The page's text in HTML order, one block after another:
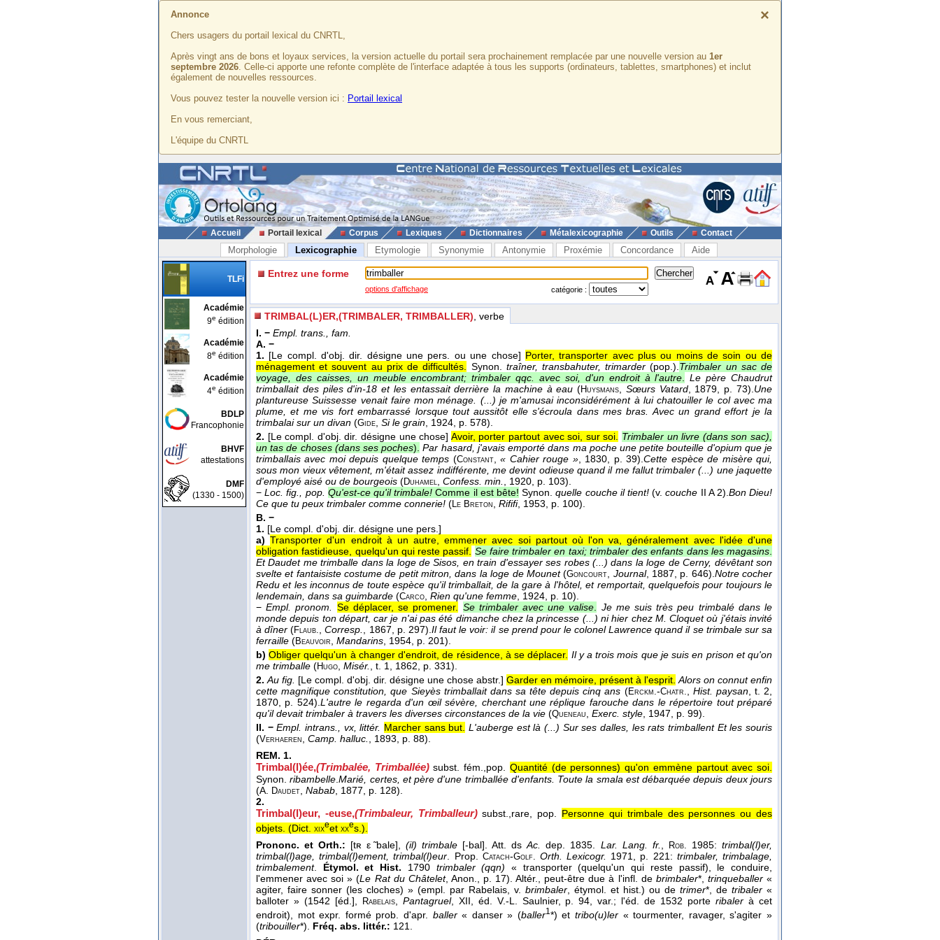
×
Annonce
Chers usagers du portail lexical du CNRTL,
Après vingt ans de bons et loyaux services, la version actuelle du portail sera prochainement remplacée par une nouvelle version au 1er
septembre 2026. Celle-ci apporte une refonte complète de l'interface adaptée à tous les supports (ordinateurs, tablettes, smartphones) et inclut
également de nouvelles ressources.
Vous pouvez tester la nouvelle version ici : Portail lexical
En vous remerciant,
L'équipe du CNRTL
Accueil Portail lexical Corpus Lexiques Dictionnaires Métalexicographie Outils Contact
Morphologie Lexicographie Etymologie Synonymie Antonymie Proxémie Concordance Aide
TLFi
Académie
9e édition
Académie
8e édition
Académie
4e édition
BDLP
Francophonie
BHVF
attestations
DMF
(1330 - 1500)
Entrez une forme
options d'affichage catégorie :
TRIMBAL(L)ER,(TRIMBALER, TRIMBALLER) , verbe
I. − Empl. trans., fam.
A. −
1. [Le compl. d'obj. dir. désigne une pers. ou une chose] Porter, transporter avec plus ou moins de soin ou de
ménagement et souvent au prix de difficultés. Synon. traîner, transbahuter, trimarder (pop.).Trimbaler un sac de
voyage, des caisses, un meuble encombrant; trimbaler qqc. avec soi, d'un endroit à l'autre. Le père Chaudrut
trimballait des piles d'in-18 et les entassait derrière la machine à eau (Huysmans, Sœurs Vatard, 1879, p. 73).Une
plantureuse Suissesse venait faire mon ménage. (...) je m'amusai inconsidérément à lui chatouiller le col avec ma
plume, et me vis fort embarrassé lorsque tout aussitôt elle s'écroula dans mes bras. Avec un grand effort je la
trimbalai sur un divan (Gide, Si le grain, 1924, p. 578).
2. [Le compl. d'obj. dir. désigne une chose] Avoir, porter partout avec soi, sur soi. Trimbaler un livre (dans son sac),
un tas de choses (dans ses poches). Par hasard, j'avais emporté dans ma poche une petite bouteille d'opium que je
trimballais avec moi depuis quelque temps (Constant,« Cahier rouge », 1830, p. 39).Cette espèce de misère qui,
sous mon vieux vêtement, m'était assez indifférente, me devint odieuse quand il me fallut trimbaler (...) une jaquette
d'employé aisé ou de bourgeois (Duhamel, Confess. min., 1920, p. 103).
−Loc. fig., pop. Qu'est-ce qu'il trimbale! Comme il est bête! Synon.quelle couche il tient!(v.couche II A 2).Bon Dieu!
Ce que tu peux trimbaler comme connerie! (Le Breton, Rififi, 1953, p. 100).
B. −
1. [Le compl. d'obj. dir. désigne une pers.]
a) Transporter d'un endroit à un autre, emmener avec soi partout où l'on va, généralement avec l'idée d'une
obligation fastidieuse, quelqu'un qui reste passif. Se faire trimbaler en taxi; trimbaler des enfants dans les magasins.
Et Daudet me trimballe dans la loge de Sisos, en train d'essayer ses robes (...) dans la loge de Cerny, dévêtant son
svelte et fantaisiste costume de petit mitron, dans la loge de Mounet(Goncourt, Journal, 1887, p. 646).Notre cocher
Redu et les inconnus de toute espèce qu'il trimballait, de la gare à l'hôtel, et remportait, quelquefois pour toujours le
lendemain, dans sa guimbarde (Carco, Rien qu'une femme, 1924, p. 10).
−Empl. pronom. Se déplacer, se promener. Se trimbaler avec une valise. Je me suis très peu trimbalé dans le
monde depuis ton départ, car je n'ai pas été dimanche chez la princesse (...) ni hier chez M. Cloquet où j'étais invité
à dîner (Flaub.,Corresp., 1867, p. 297).Il faut le voir: il se prend pour le colonel Lawrence quand il se trimbale sur sa
ferraille (Beauvoir, Mandarins, 1954, p. 201).
b) Obliger quelqu'un à changer d'endroit, de résidence, à se déplacer. Il y a trois mois que je suis en prison et qu'on
me trimballe (Hugo, Misér., t. 1, 1862, p. 331).
2. Au fig. [Le compl. d'obj. dir. désigne une chose abstr.] Garder en mémoire, présent à l'esprit. Alors on connut enfin
cette magnifique constitution, que Sieyès trimballait dans sa tête depuis cinq ans (Erckm.-Chatr., Hist. paysan, t. 2,
1870, p. 524).L'autre le regarda d'un œil sévère, cherchant une réplique farouche dans le répertoire tout préparé
qu'il devait trimbaler à travers les diverses circonstances de la vie (Queneau, Exerc. style, 1947, p. 99).
II. − Empl. intrans., vx, littér. Marcher sans but. L'auberge est là (...) Sur ses dalles, les rats trimballent Et les souris
(Verhaeren, Camp. halluc., 1893, p. 88).
REM. 1.
Trimbal(l)ée,(Trimbalée, Trimballée) subst. fém.,pop. Quantité (de personnes) qu'on emmène partout avec soi.
Synon.ribambelle.Marié, certes, et père d'une trimballée d'enfants. Toute la smala est débarquée depuis deux jours
(A. Daudet, Nabab, 1877, p. 128).
2.
Trimbal(l)eur, -euse,(Trimbaleur, Trimballeur) subst.,rare, pop. Personne qui trimbale des personnes ou des
objets. (Dict. xixeet xxes. ).
Prononc. et Orth.: [tʀ ε ̃bale], (il) trimbale[-bal]. Att. dsAc. dep. 1835. Lar. Lang. fr. Rob. 1985:trimbal(l)er,
trimbal(l)age, trimbal(l)ement, trimbal(l)eur . Prop. Catach-Golf. Orth. Lexicogr. 1971, p. 221: trimbaler, trimbalage,
trimbalement. Étymol. et Hist. 1790 trimbaler (qqn) « transporter (quelqu'un qui reste passif), le conduire,
l'emmener avec soi » (Le Rat du Châtelet, Anon., p. 17). Altér., peut-être due à l'infl. de brimbaler*, trinqueballer«
agiter, faire sonner (les cloches) » (empl. par Rabelais, v. brimbaler , étymol. et hist.) ou de trimer*, de tribaler «
balloter » (1542 [éd.],
Rabelais, Pantagruel, XII, éd. V.-L. Saulnier, p. 94, var.; l'éd. de 1532 porteribaler à cet
endroit), mot expr. formé prob. d'apr. baller« danser » (baller1 *) ettribo(u)ler « tourmenter, ravager, s'agiter »
(tribouiller*). Fréq. abs. littér.: 121.